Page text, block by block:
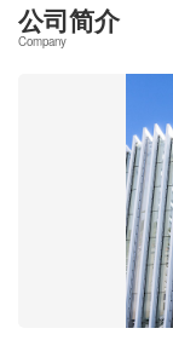
公司简介
Company